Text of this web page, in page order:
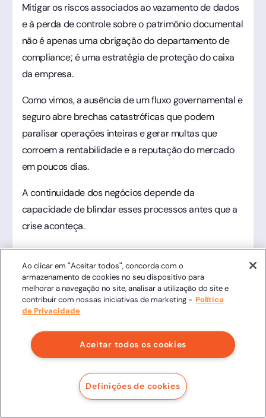
Mitigar os riscos associados ao vazamento de dados
e à perda de controle sobre o patrimônio documental
não é apenas uma obrigação do departamento de
compliance; é uma estratégia de proteção do caixa
da empresa.
Como vimos, a ausência de um fluxo governamental e
seguro abre brechas catastróficas que podem
paralisar operações inteiras e gerar multas que
corroem a rentabilidade e a reputação do mercado
em poucos dias.
A continuidade dos negócios depende da
capacidade de blindar esses processos antes que a
crise aconteça.
Migrar para um modelo onde cada assinatura, cada
contrato e cada dado sensível nasçam protegidos e
rastreáveis transforma a segurança da informação de
um centro de custo em um vetor de eficiência
financeira.
Para ajudar sua empresa a mapear essas ameaças e
entender o impacto financeiro real de uma operação
segura, a Clicksign preparou um diagnóstico
aprofundado.
Ao clicar em "Aceitar todos", concorda com o
armazenamento de cookies no seu dispositivo para
melhorar a navegação no site, analisar a utilização do site e
contribuir com nossas iniciativas de marketing - Política
de Privacidade
Aceitar todos os cookies
Definições de cookies